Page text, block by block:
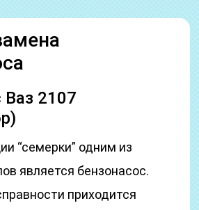
Ваз 2107
“семерки” одним из
является бензонасос.
приходится